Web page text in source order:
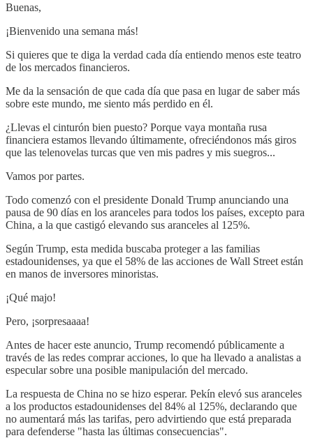
Buenas,
¡Bienvenido una semana más!
Si quieres que te diga la verdad cada día entiendo menos este teatro
de los mercados financieros.
Me da la sensación de que cada día que pasa en lugar de saber más
sobre este mundo, me siento más perdido en él.
¿Llevas el cinturón bien puesto? Porque vaya montaña rusa
financiera estamos llevando últimamente, ofreciéndonos más giros
que las telenovelas turcas que ven mis padres y mis suegros...
Vamos por partes.
Todo comenzó con el presidente Donald Trump anunciando una
pausa de 90 días en los aranceles para todos los países, excepto para
China, a la que castigó elevando sus aranceles al 125%.
Según Trump, esta medida buscaba proteger a las familias
estadounidenses, ya que el 58% de las acciones de Wall Street están
en manos de inversores minoristas.
¡Qué majo!
Pero, ¡sorpresaaaa!
Antes de hacer este anuncio, Trump recomendó públicamente a
través de las redes comprar acciones, lo que ha llevado a analistas a
especular sobre una posible manipulación del mercado.
La respuesta de China no se hizo esperar. Pekín elevó sus aranceles
a los productos estadounidenses del 84% al 125%, declarando que
no aumentará más las tarifas, pero advirtiendo que está preparada
para defenderse "hasta las últimas consecuencias".